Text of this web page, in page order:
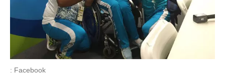
: Facebook